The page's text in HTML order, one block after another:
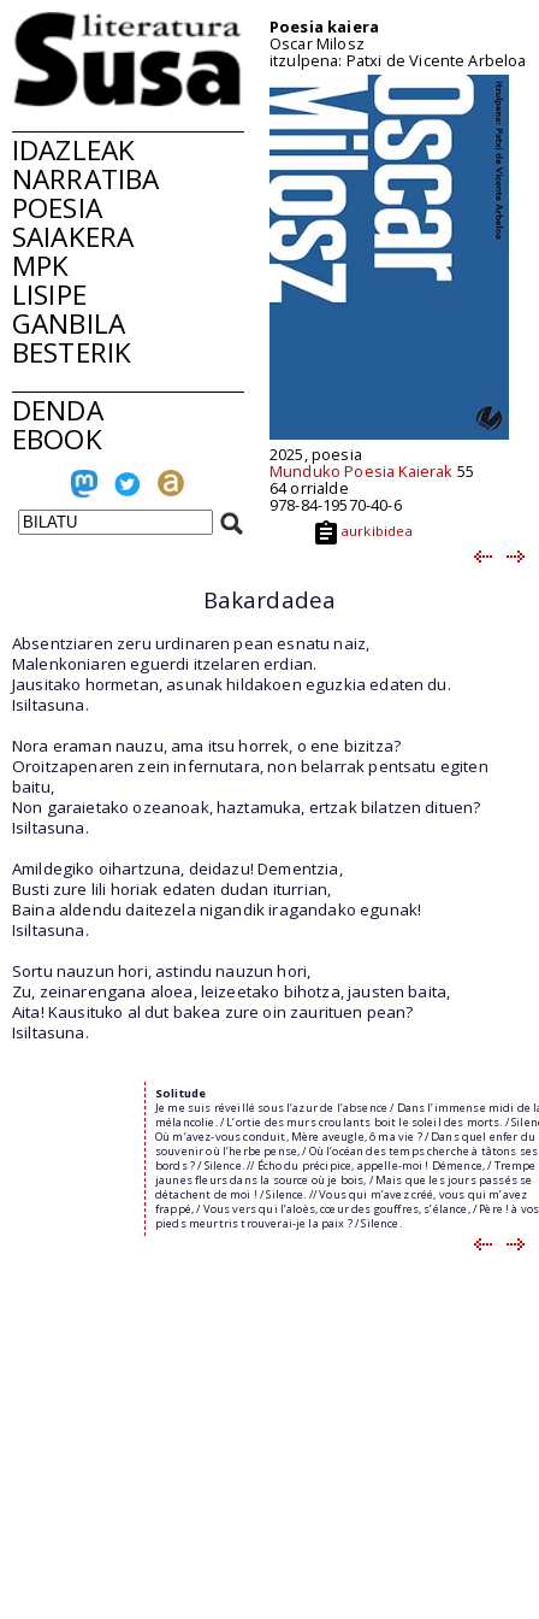
IDAZLEAK
NARRATIBA
POESIA
SAIAKERA
MPK
LISIPE
GANBILA
BESTERIK
DENDA
EBOOK
Poesia kaiera
Oscar Milosz
itzulpena: Patxi de Vicente Arbeloa
2025, poesia
Munduko Poesia Kaierak 55
64 orrialde
978-84-19570-40-6
aurkibidea
Bakardadea
Absentziaren zeru urdinaren pean esnatu naiz,
Malenkoniaren eguerdi itzelaren erdian.
Jausitako hormetan, asunak hildakoen eguzkia edaten du.
Isiltasuna.
Nora eraman nauzu, ama itsu horrek, o ene bizitza?
Oroitzapenaren zein infernutara, non belarrak pentsatu egiten
baitu,
Non garaietako ozeanoak, haztamuka, ertzak bilatzen dituen?
Isiltasuna.
Amildegiko oihartzuna, deidazu! Dementzia,
Busti zure lili horiak edaten dudan iturrian,
Baina aldendu daitezela nigandik iragandako egunak!
Isiltasuna.
Sortu nauzun hori, astindu nauzun hori,
Zu, zeinarengana aloea, leizeetako bihotza, jausten baita,
Aita! Kausituko al dut bakea zure oin zaurituen pean?
Isiltasuna.
Solitude
Je me suis réveillé sous l’azur de l’absence / Dans l’immense midi de
mélancolie. / L’ortie des murs croulants boit le soleil des morts. /
Où m’avez-vous conduit, Mère aveugle, ô ma vie ? / Dans quel enfer du
souvenir où l’herbe pense, / Où l’océan des temps cherche à tâtons ses
bords ? / Silence. // Écho du précipice, appelle-moi ! Démence, /
jaunes fleurs dans la source où je bois, / Mais que les jours passés se
détachent de moi ! / Silence. // Vous qui m’avez créé, vous qui m’avez
frappé, / Vous vers qui l’aloès, cœur des gouffres, s’élance, / Père ! à vos
pieds meurtris trouverai-je la paix ? / Silence.